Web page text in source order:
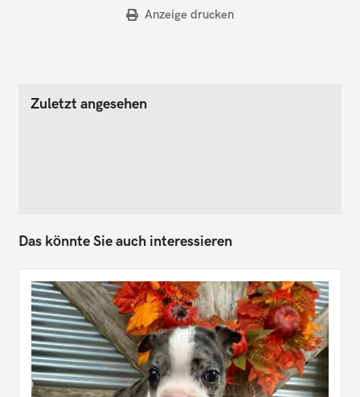
Anzeige drucken
Zuletzt angesehen
Das könnte Sie auch interessieren